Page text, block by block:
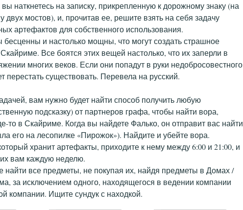
наткнетесь на записку, прикрепленную к дорожному знаку (на
двух мостов), и, прочитав ее, решите взять на себя задачу
артефактов для собственного использования.
и настолько мощны, что могут создать страшное
Все боятся этих вещей настолько, что их заперли в
многих веков. Если они попадут в руки недобросовестного
перестать существовать. Перевела на русский.
вам нужно будет найти способ получить любую
подсказку) от партнеров графа, чтобы найти вора,
то в Скайриме. Когда вы найдете Фалько, он отправит вас найти
его на лесопилке «Пирожок»). Найдите и убейте вора.
хранит артефакты, приходите к нему между 6:00 и 21:00, и
вам каждую неделю.
все предметы, не покупая их, найдя предметы в Домах /
за исключением одного, находящегося в ведении компании
компании. Ищите сундук с находкой.